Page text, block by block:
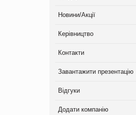
Новини/Акції
Керівництво
Контакти
Завантажити презентацію
Відгуки
Додати компанію